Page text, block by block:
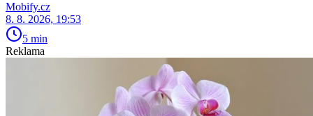
Mobify.cz
8. 8. 2026, 19:53
5 min
Reklama